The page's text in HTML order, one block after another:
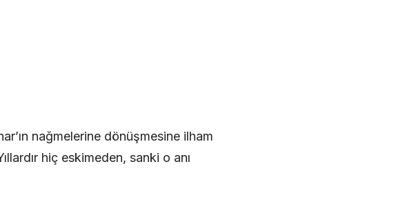
nağmelerine dönüşmesine ilham
hiç eskimeden, sanki o anı